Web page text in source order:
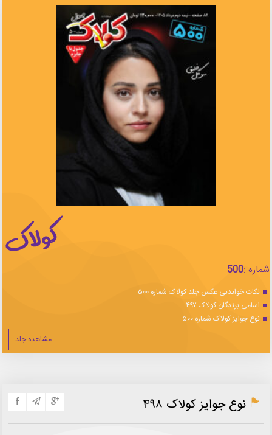
شماره :500
نکات خواندنی عکس جلد کولاک شماره ۵۰۰
اسامی برندگان کولاک ۴۹۷
نوع جوایز کولاک شماره ۵۰۰
مشاهده جلد
نوع جوایز کولاک ۴۹۸